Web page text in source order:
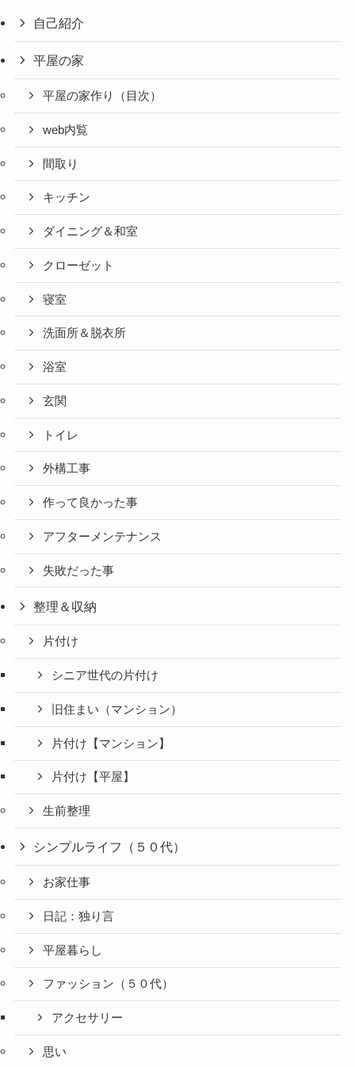
自己紹介
平屋の家
平屋の家作り（目次）
web内覧
間取り
キッチン
ダイニング＆和室
クローゼット
寝室
洗面所＆脱衣所
浴室
玄関
トイレ
外構工事
作って良かった事
アフターメンテナンス
失敗だった事
整理＆収納
片付け
シニア世代の片付け
旧住まい（マンション）
片付け【マンション】
片付け【平屋】
生前整理
シンプルライフ（５０代）
お家仕事
日記：独り言
平屋暮らし
ファッション（５０代）
アクセサリー
思い